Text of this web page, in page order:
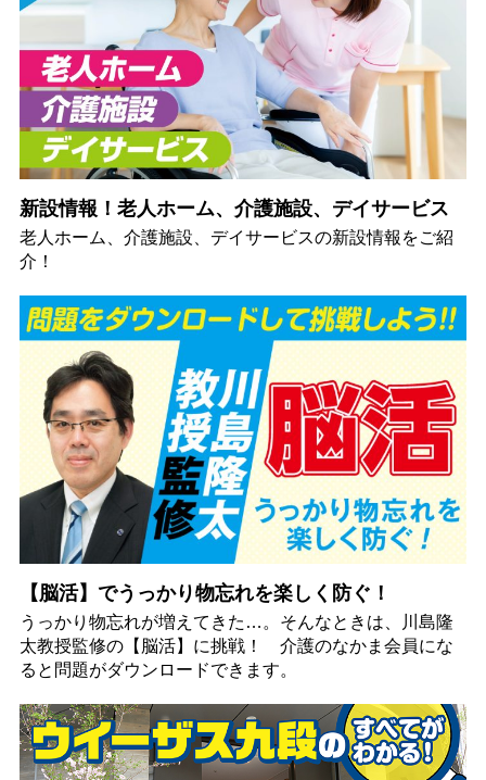
新設情報！老人ホーム、介護施設、デイサービス
老人ホーム、介護施設、デイサービスの新設情報をご紹
介！
【脳活】でうっかり物忘れを楽しく防ぐ！
うっかり物忘れが増えてきた…。そんなときは、川島隆
太教授監修の【脳活】に挑戦！ 介護のなかま会員にな
ると問題がダウンロードできます。